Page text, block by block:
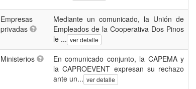
Empresas
privadas
Mediante un comunicado, la Unión de
Empleados de la Cooperativa Dos Pinos
le ... ver detalle
Ministerios
En comunicado conjunto, la CAPEMA y
la CAPROEVENT expresan su rechazo
ante un... ver detalle